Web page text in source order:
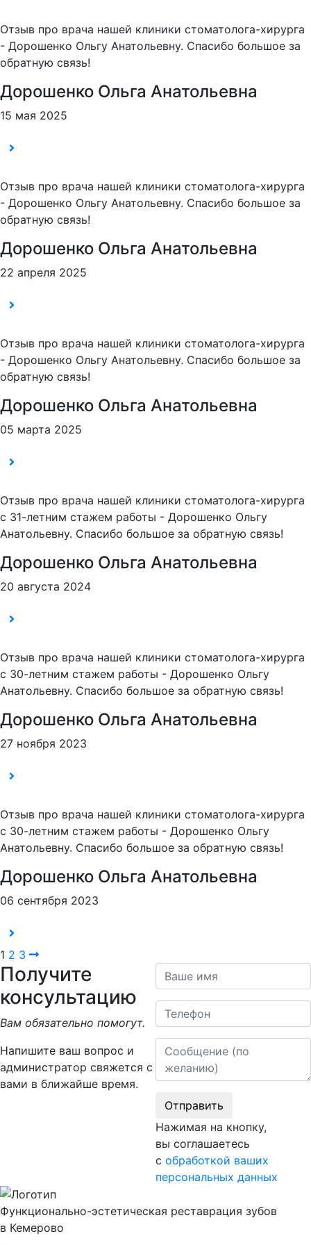
Отзыв про врача нашей клиники стоматолога-хирурга
- Дорошенко Ольгу Анатольевну. Спасибо большое за
обратную связь!
Дорошенко Ольга Анатольевна
15 мая 2025
Отзыв про врача нашей клиники стоматолога-хирурга
- Дорошенко Ольгу Анатольевну. Спасибо большое за
обратную связь!
Дорошенко Ольга Анатольевна
22 апреля 2025
Отзыв про врача нашей клиники стоматолога-хирурга
- Дорошенко Ольгу Анатольевну. Спасибо большое за
обратную связь!
Дорошенко Ольга Анатольевна
05 марта 2025
Отзыв про врача нашей клиники стоматолога-хирурга
с 31-летним стажем работы - Дорошенко Ольгу
Анатольевну. Спасибо большое за обратную связь!
Дорошенко Ольга Анатольевна
20 августа 2024
Отзыв про врача нашей клиники стоматолога-хирурга
с 30-летним стажем работы - Дорошенко Ольгу
Анатольевну. Спасибо большое за обратную связь!
Дорошенко Ольга Анатольевна
27 ноября 2023
Отзыв про врача нашей клиники стоматолога-хирурга
с 30-летним стажем работы - Дорошенко Ольгу
Анатольевну. Спасибо большое за обратную связь!
Дорошенко Ольга Анатольевна
06 сентября 2023
Навигация
по
записям
1 2 3
Получите
консультацию
Вам обязательно помогут.
Напишите ваш вопрос и
администратор свяжется с
вами в ближайше время.
Ваше имя
Телефон
Сообщение
Отправить
Нажимая на кнопку,
вы соглашаетесь
с обработкой ваших
персональных данных
Функционально-эстетическая реставрация зубов
в Кемерово